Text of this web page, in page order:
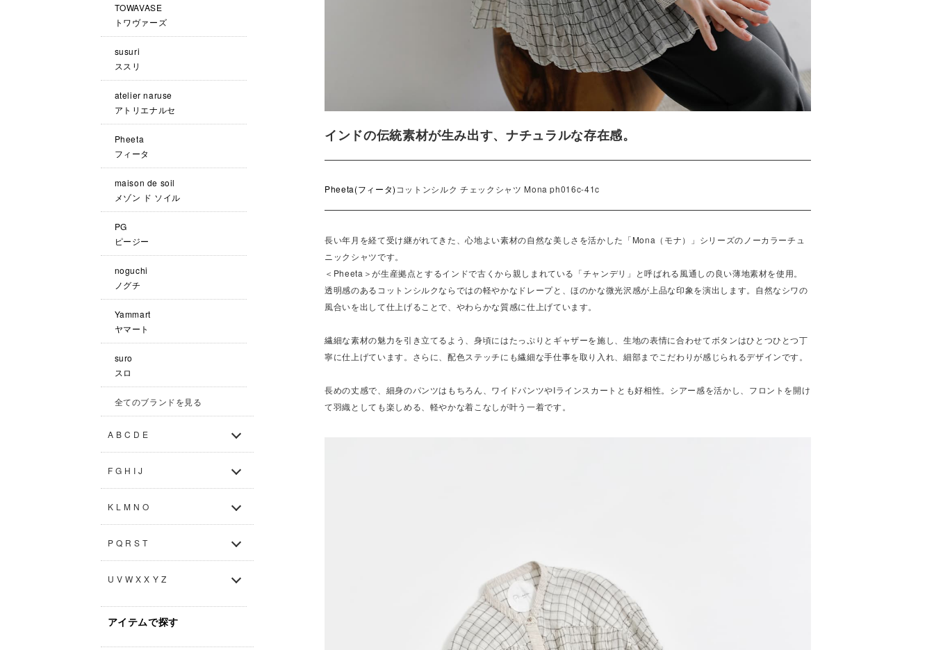
TOWAVASE
トワヴァーズ
susuri
ススリ
atelier naruse
アトリエナルセ
Pheeta
フィータ
maison de soil
メゾン ド ソイル
PG
ピージー
noguchi
ノグチ
Yammart
ヤマート
suro
スロ
全てのブランドを見る
A B C D E
F G H I J
K L M N O
P Q R S T
U V W X X Y Z
アイテムで探す
インドの伝統素材が生み出す、ナチュラルな存在感。
Pheeta(フィータ) コットンシルク チェックシャツ Mona ph016c-41c
長い年月を経て受け継がれてきた、心地よい素材の自然な美しさを活かした「Mona（モナ）」シリーズのノーカラーチュ
ニックシャツです。
＜Pheeta＞が生産拠点とするインドで古くから親しまれている「チャンデリ」と呼ばれる風通しの良い薄地素材を使用。
透明感のあるコットンシルクならではの軽やかなドレープと、ほのかな微光沢感が上品な印象を演出します。自然なシワの
風合いを出して仕上げることで、やわらかな質感に仕上げています。
繊細な素材の魅力を引き立てるよう、身頃にはたっぷりとギャザーを施し、生地の表情に合わせてボタンはひとつひとつ丁
寧に仕上げています。さらに、配色ステッチにも繊細な手仕事を取り入れ、細部までこだわりが感じられるデザインです。
長めの丈感で、細身のパンツはもちろん、ワイドパンツやIラインスカートとも好相性。シアー感を活かし、フロントを開け
て羽織としても楽しめる、軽やかな着こなしが叶う一着です。